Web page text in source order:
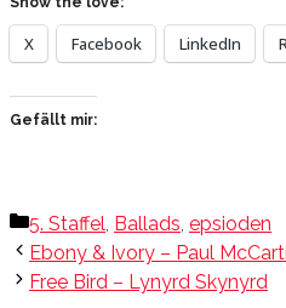
X Facebook LinkedIn
Gefällt mir:
Kategorien
5. Staffel, Ballads, epsioden
Ebony & Ivory – Paul
Free Bird – Lynyrd Skynyrd